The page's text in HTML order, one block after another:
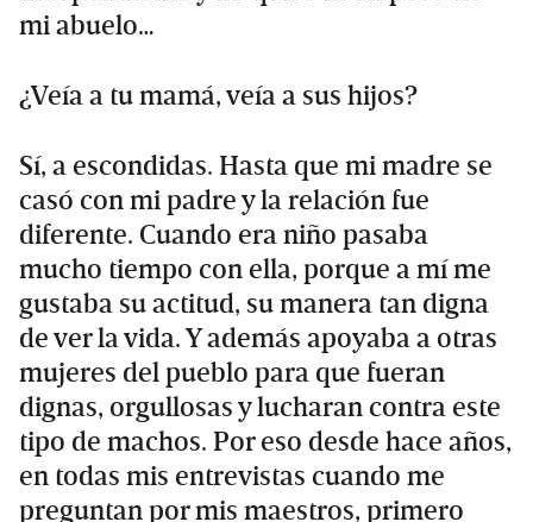
mi abuelo…
¿Veía a tu mamá, veía a sus hijos?
Sí, a escondidas. Hasta que mi madre se
casó con mi padre y la relación fue
diferente. Cuando era niño pasaba
mucho tiempo con ella, porque a mí me
gustaba su actitud, su manera tan digna
de ver la vida. Y además apoyaba a otras
mujeres del pueblo para que fueran
dignas, orgullosas y lucharan contra este
tipo de machos. Por eso desde hace años,
en todas mis entrevistas cuando me
preguntan por mis maestros, primero